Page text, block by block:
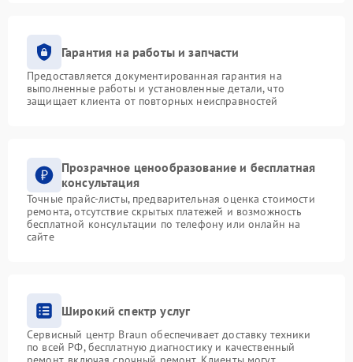
Гарантия на работы и запчасти
Предоставляется документированная гарантия на
выполненные работы и установленные детали, что
защищает клиента от повторных неисправностей
Прозрачное ценообразование и бесплатная
консультация
Точные прайс-листы, предварительная оценка стоимости
ремонта, отсутствие скрытых платежей и возможность
бесплатной консультации по телефону или онлайн на
сайте
Широкий спектр услуг
Сервисный центр Braun обеспечивает доставку техники
по всей РФ, бесплатную диагностику и качественный